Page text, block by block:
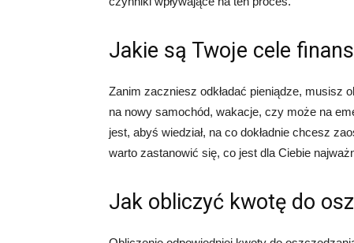
Jakie są Twoje cele
Zanim zaczniesz odkładać pieniądze, musisz
na nowy samochód, wakacje, czy może na
jest, abyś wiedział, na co dokładnie chcesz
warto zastanowić się, co jest dla Ciebie
Jak obliczyć kwotę do